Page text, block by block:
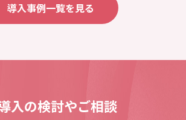
導入事例一覧を見る
入の検討やご相談